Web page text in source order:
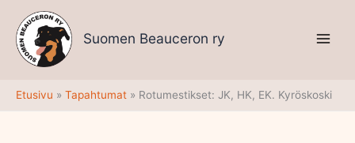
sisältöön
Suomen Beauceron ry
Etusivu Tapahtumat Rotumestikset: JK, HK, EK. Kyröskoski